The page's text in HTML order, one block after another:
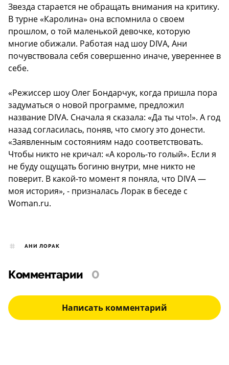
Звезда старается не обращать внимания на критику.
В турне «Каролина» она вспомнила о своем
прошлом, о той маленькой девочке, которую
многие обижали. Работая над шоу DIVA, Ани
почувствовала себя совершенно иначе, увереннее в
себе.
«Режиссер шоу Олег Бондарчук, когда пришла пора
задуматься о новой программе, предложил
название DIVA. Сначала я сказала: «Да ты что!». А год
назад согласилась, поняв, что смогу это донести.
«Заявленным состояниям надо соответствовать.
Чтобы никто не кричал: «А король-то голый». Если я
не буду ощущать богиню внутри, мне никто не
поверит. В какой-то момент я поняла, что DIVA —
моя история», - призналась Лорак в беседе с
Woman.ru.
АНИ ЛОРАК
Комментарии 0
Написать комментарий